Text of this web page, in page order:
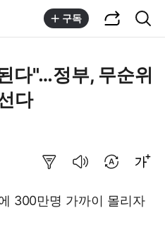
구독
다"…정부, 무순위
다
300만명 가까이 몰리자